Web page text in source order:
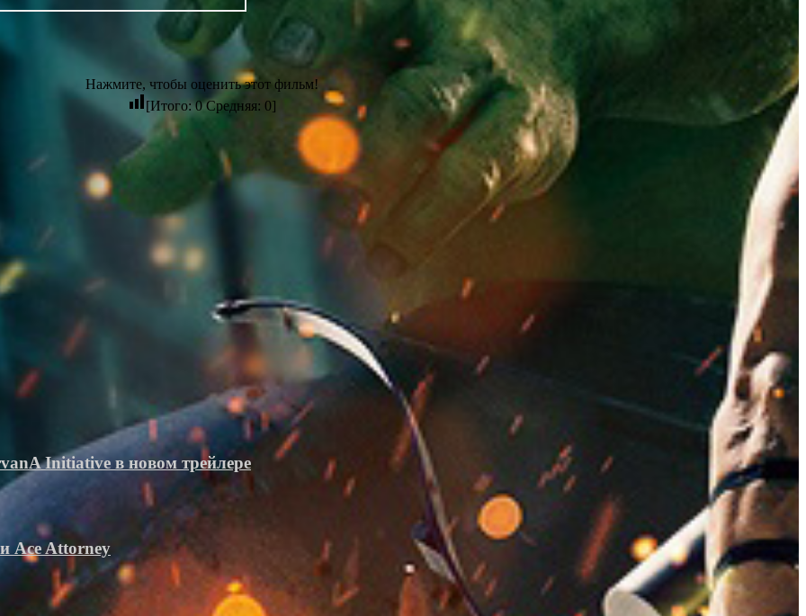
Нажмите, чтобы оценить этот фильм!
[Итого:0Средняя: 0]
Initiative в новом трейлере
Ace Attorney